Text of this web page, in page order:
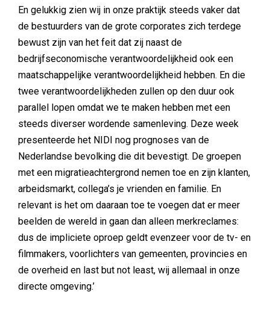
En gelukkig zien wij in onze praktijk steeds vaker dat
de bestuurders van de grote corporates zich terdege
bewust zijn van het feit dat zij naast de
bedrijfseconomische verantwoordelijkheid ook een
maatschappelijke verantwoordelijkheid hebben. En die
twee verantwoordelijkheden zullen op den duur ook
parallel lopen omdat we te maken hebben met een
steeds diverser wordende samenleving. Deze week
presenteerde het NIDI nog prognoses van de
Nederlandse bevolking die dit bevestigt. De groepen
met een migratieachtergrond nemen toe en zijn klanten,
arbeidsmarkt, collega’s je vrienden en familie. En
relevant is het om daaraan toe te voegen dat er meer
beelden de wereld in gaan dan alleen merkreclames:
dus de impliciete oproep geldt evenzeer voor de tv- en
filmmakers, voorlichters van gemeenten, provincies en
de overheid en last but not least, wij allemaal in onze
directe omgeving.’